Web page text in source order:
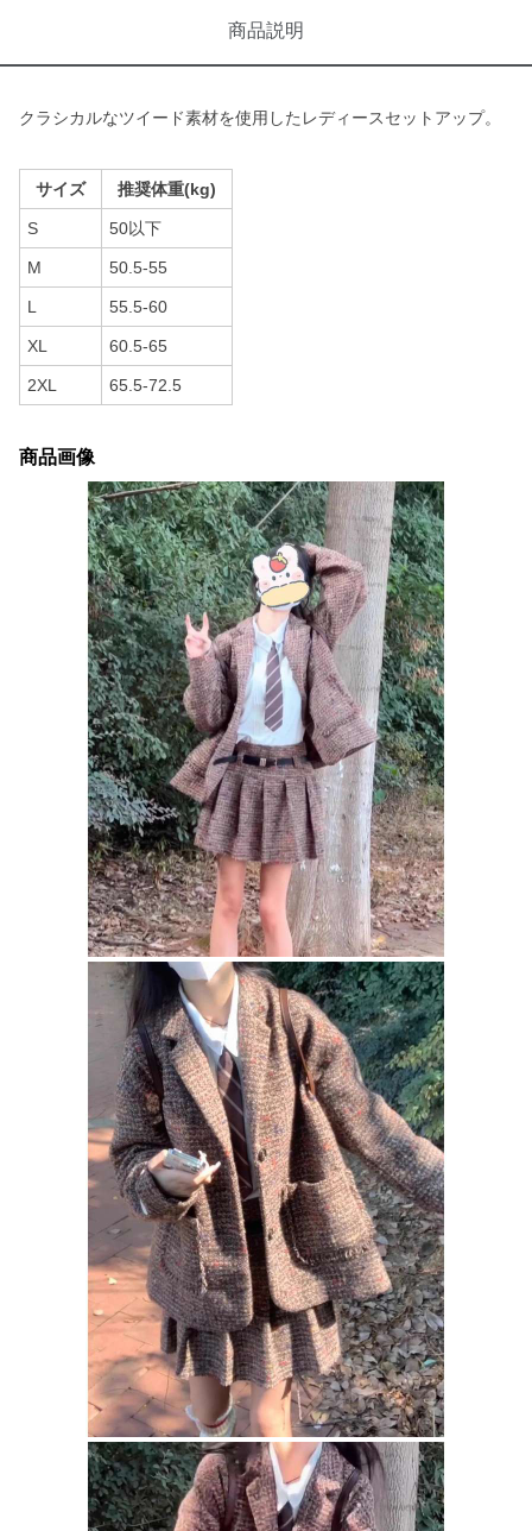
商品説明
クラシカルなツイード素材を使用したレディースセットアップ。
サイズ 推奨体重(kg)
S 50以下
M 50.5-55
L 55.5-60
XL 60.5-65
2XL 65.5-72.5
商品画像